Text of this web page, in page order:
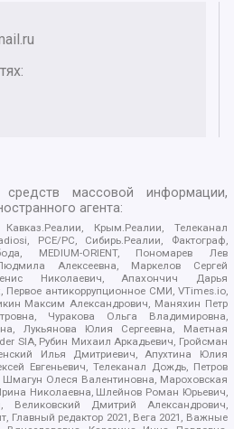
массовой информации,
агента:
Крым.Реалии, Телеканал
PCE/PC, Сибирь.Реалии, Фактограф,
MEDIUM-ORIENT, Пономарев Лев
Алексеевна, Маркелов Сергей
Николаевич, Апахончич Дарья
Первое антикоррупционное СМИ, VTimes.io,
Максим Александрович, Маняхин Петр
Чуракова Ольга Владимировна,
Лукьянова Юлия Сергеевна, Маетная
SIA, Рубин Михаил Аркадьевич, Гройсман
Илья Дмитриевич, Апухтина Юлия
Евгеньевич, Телеканал Дождь, Петров
Олеся Валентиновна, Мароховская
Николаевна, Шлейнов Роман Юрьевич,
Дмитрий Александрович,
Главный редактор 2021, Вега 2021, Важные